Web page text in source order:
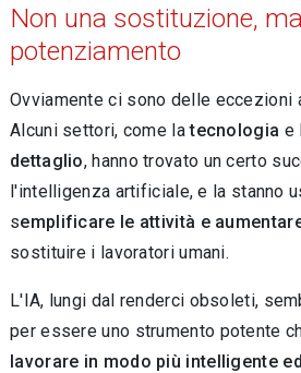
Non una sostituzione,
potenziamento
Ovviamente ci sono delle eccezioni
Alcuni settori, come latecnologia e
dettaglio, hanno trovato un certo
l'intelligenza artificiale, e la stanno
semplificare le attività e
sostituire i lavoratori umani.
L'IA, lungi dal renderci obsoleti,
per essere uno strumento potente
lavorare in modo più intelligente